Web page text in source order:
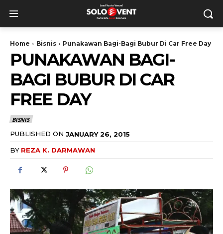
Home Bisnis Punakawan Bagi-Bagi Bubur Di Car Free Day
PUNAKAWAN BAGI-
BAGI BUBUR DI CAR
FREE DAY
BISNIS
PUBLISHED ON JANUARY 26, 2015
BY REZA K. DARMAWAN